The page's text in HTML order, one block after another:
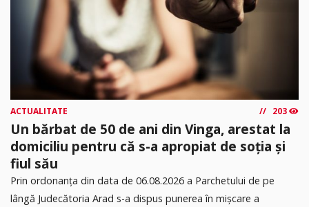
ACTUALITATE 203
Un bărbat de 50 de ani din Vinga, arestat la
domiciliu pentru că s-a apropiat de soția și
fiul său
Prin ordonanța din data de 06.08.2026 a Parchetului de pe
lângă Judecătoria Arad s-a dispus punerea în mişcare a